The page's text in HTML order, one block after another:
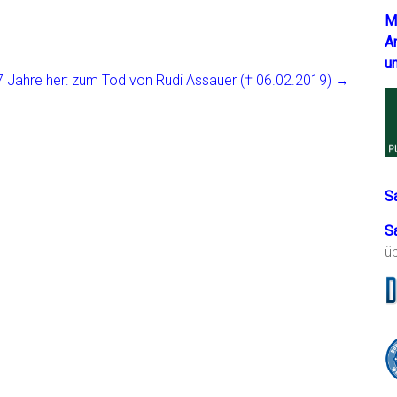
Jahre her: zum Tod von Rudi Assauer († 06.02.2019) →